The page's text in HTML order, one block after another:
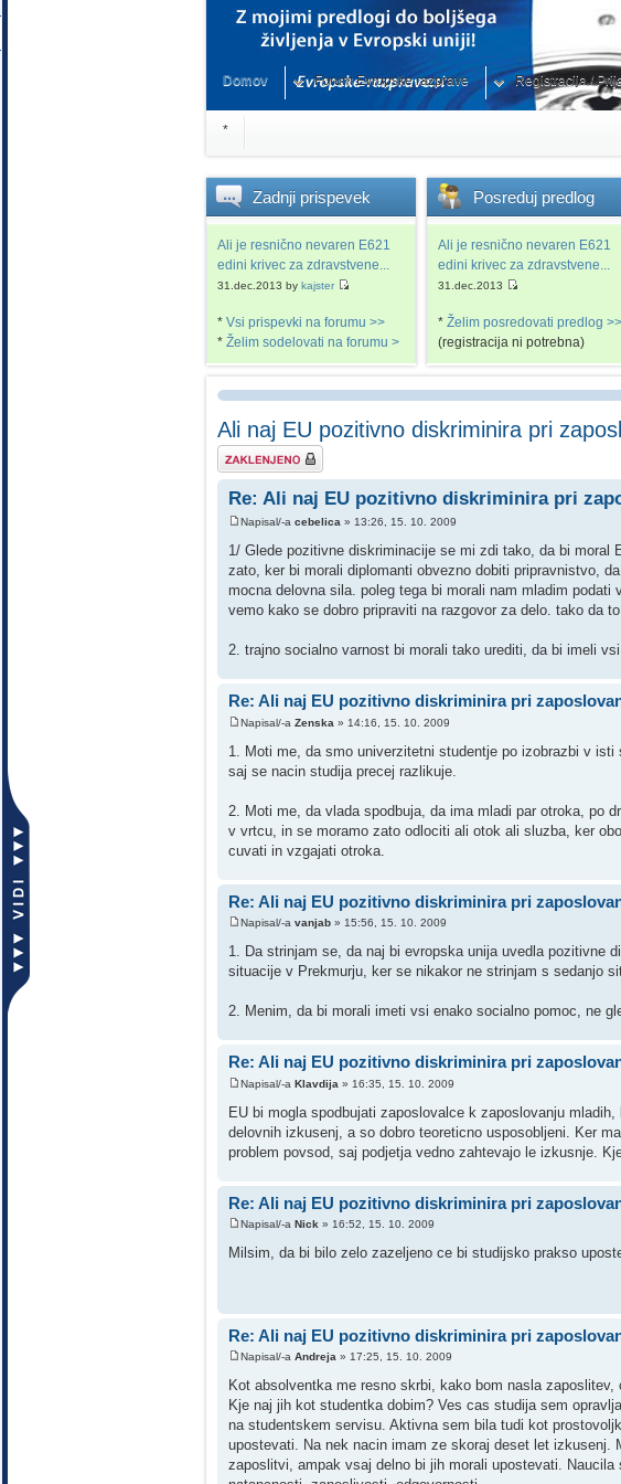
Domov Forum Evropske razprave Registracija /
*
Zadnji prispevek
Ali je resnično nevaren E621
edini krivec za zdravstvene...
31.dec.2013 by kajster
* Vsi prispevki na forumu >>
* Želim sodelovati na forumu >
Posreduj predlog
Ali je resnično nevaren E621
edini krivec za zdravstvene...
31.dec.2013
* Želim posredovati predlog >>
(registracija ni potrebna)
Ali naj EU pozitivno diskriminira pri
Tema je zaklenjena
Re: Ali naj EU pozitivno diskriminira pri
Napisal/-a cebelica » 13:26, 15. 10. 2009
1/ Glede pozitivne diskriminacije se mi zdi tako, da bi moral
zato, ker bi morali diplomanti obvezno dobiti pripravnistvo,
mocna delovna sila. poleg tega bi morali nam mladim podati
vemo kako se dobro pripraviti na razgovor za delo. tako da
2. trajno socialno varnost bi morali tako urediti, da bi imeli
Re: Ali naj EU pozitivno diskriminira pri
Napisal/-a Zenska » 14:16, 15. 10. 2009
1. Moti me, da smo univerzitetni studentje po izobrazbi v
saj se nacin studija precej razlikuje.
2. Moti me, da vlada spodbuja, da ima mladi par otroka, po
v vrtcu, in se moramo zato odlociti ali otok ali sluzba, ker
cuvati in vzgajati otroka.
Re: Ali naj EU pozitivno diskriminira pri
Napisal/-a vanjab » 15:56, 15. 10. 2009
1. Da strinjam se, da naj bi evropska unija uvedla pozitivne
situacije v Prekmurju, ker se nikakor ne strinjam s sedanjo
2. Menim, da bi morali imeti vsi enako socialno pomoc, ne
Re: Ali naj EU pozitivno diskriminira pri
Napisal/-a Klavdija » 16:35, 15. 10. 2009
EU bi mogla spodbujati zaposlovalce k zaposlovanju
delovnih izkusenj, a so dobro teoreticno usposobljeni. Ker
problem povsod, saj podjetja vedno zahtevajo le izkusnje.
Re: Ali naj EU pozitivno diskriminira pri
Napisal/-a Nick » 16:52, 15. 10. 2009
Milsim, da bi bilo zelo zazeljeno ce bi studijsko prakso
Re: Ali naj EU pozitivno diskriminira pri
Napisal/-a Andreja » 17:25, 15. 10. 2009
Kot absolventka me resno skrbi, kako bom nasla
Kje naj jih kot studentka dobim? Ves cas studija sem
na studentskem servisu. Aktivna sem bila tudi kot
upostevati. Na nek nacin imam ze skoraj deset let izkusenj.
zaposlitvi, ampak vsaj delno bi jih morali upostevati.